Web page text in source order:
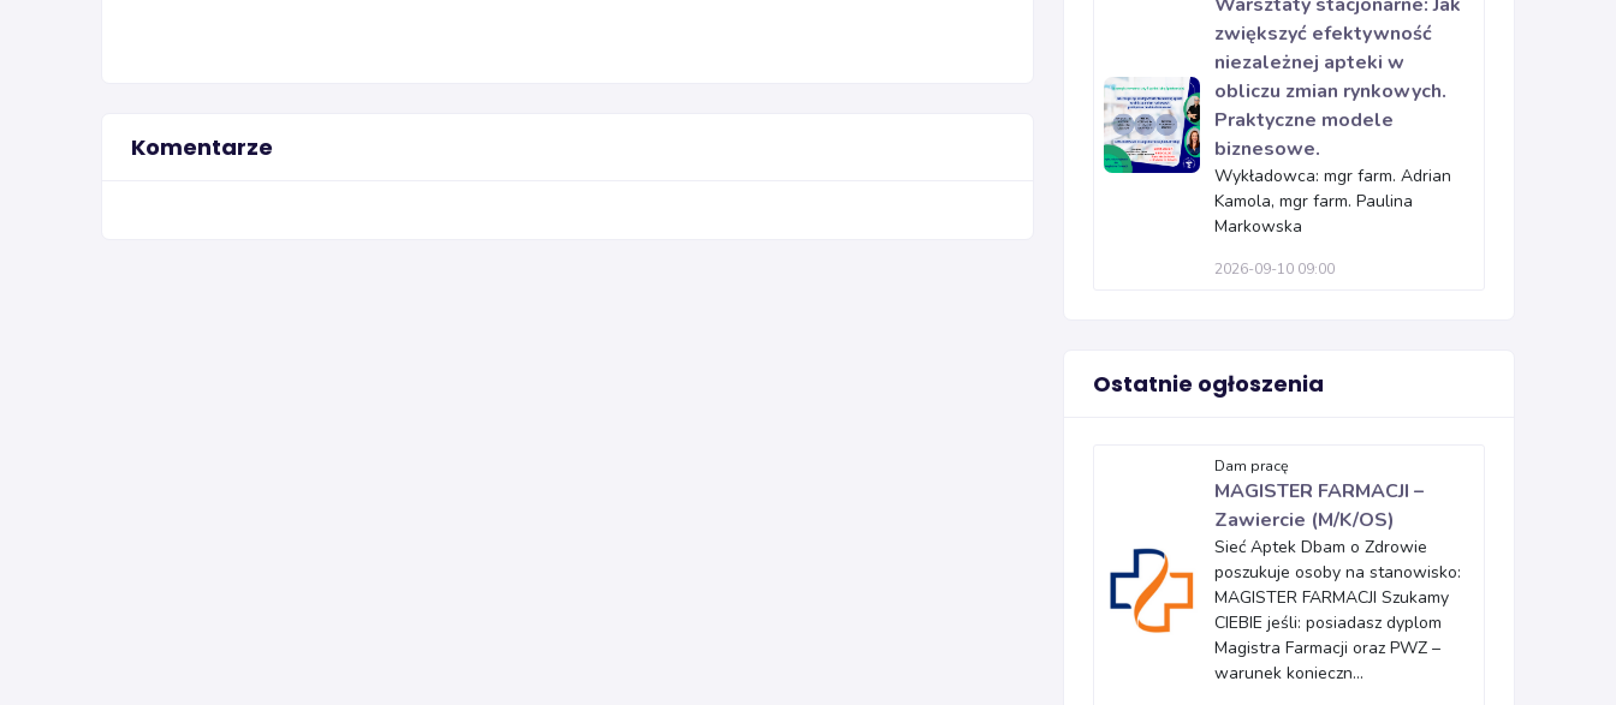
Komentarze
zwiększyć efektywność
niezależnej apteki w
obliczu zmian rynkowych.
Praktyczne modele
biznesowe.
Wykładowca: mgr farm. Adrian
Kamola, mgr farm. Paulina
Markowska
2026-09-10 09:00
Ostatnie ogłoszenia
Dam pracę
MAGISTER FARMACJI –
Zawiercie (M/K/OS)
Sieć Aptek Dbam o Zdrowie
poszukuje osoby na stanowisko:
MAGISTER FARMACJI Szukamy
CIEBIE jeśli: posiadasz dyplom
Magistra Farmacji oraz PWZ –
warunek konieczn...